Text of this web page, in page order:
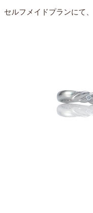
ルフメイドプランにて